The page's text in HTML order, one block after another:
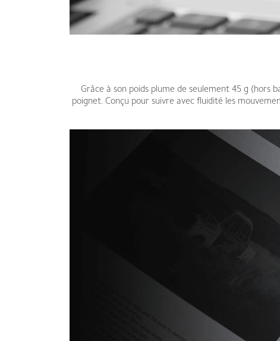
Grâce à son poids plume de seulement 45 g (hors
poignet. Conçu pour suivre avec fluidité les